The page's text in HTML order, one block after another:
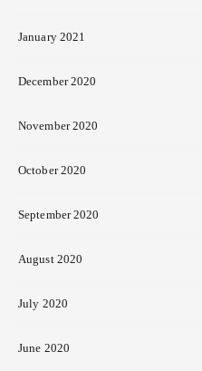
January 2021
December 2020
November 2020
October 2020
September 2020
August 2020
July 2020
June 2020